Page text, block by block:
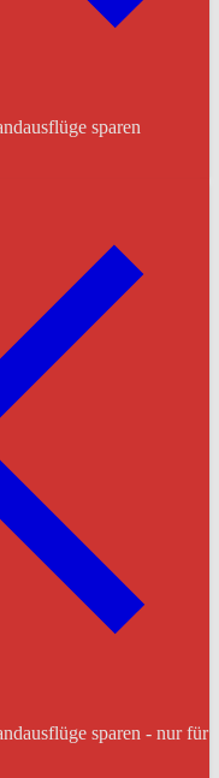
sparen
sparen - nur für